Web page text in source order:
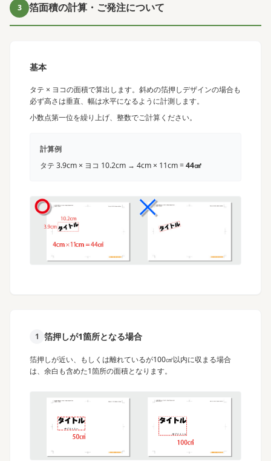
3 箔面積の計算・ご発注について
基本
タテ × ヨコの面積で算出します。斜めの箔押しデザインの場合も
必ず高さは垂直、幅は水平になるように計測します。
小数点第一位を繰り上げ、整数でご計算ください。
計算例
タテ 3.9cm × ヨコ 10.2cm → 4cm × 11cm =44㎠
1 箔押しが1箇所となる場合
箔押しが近い、もしくは離れているが100㎠以内に収まる場合
は、余白も含めた1箇所の面積となります。